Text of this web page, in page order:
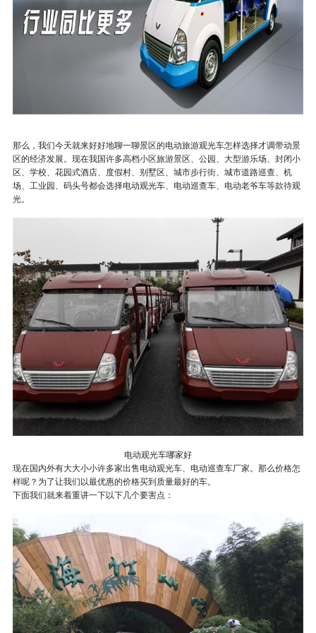
那么，我们今天就来好好地聊一聊景区的电动旅游观光车怎样选择才调带动景
区的经济发展。现在我国许多高档小区旅游景区、公园、大型游乐场、封闭小
区、学校、花园式酒店、度假村、别墅区、城市步行街、城市道路巡查、机
场、工业园、码头号都会选择电动观光车、电动巡查车、电动老爷车等款待观
光。
电动观光车哪家好
现在国内外有大大小小许多家出售电动观光车、电动巡查车厂家。那么价格怎
样呢？为了让我们以最优惠的价格买到质量最好的车。
下面我们就来着重讲一下以下几个要害点：